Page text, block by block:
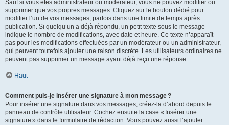
Sauf si vous êtes administrateur ou modérateur, vous ne pouvez modifier ou
supprimer que vos propres messages. Cliquez sur le bouton dédié pour
modifier l’un de vos messages, parfois dans une limite de temps après
publication. Si quelqu’un a déjà répondu, un petit texte sous le message
indique le nombre de modifications, avec date et heure. Ce texte n’apparaît
pas pour les modifications effectuées par un modérateur ou un administrateur,
qui peuvent toutefois ajouter une raison discrète. Les utilisateurs ordinaires ne
peuvent pas supprimer un message ayant déjà reçu une réponse.
Haut
Comment puis-je insérer une signature à mon message ?
Pour insérer une signature dans vos messages, créez-la d’abord depuis le
panneau de contrôle utilisateur. Cochez ensuite la case « Insérer une
signature » dans le formulaire de rédaction. Vous pouvez aussi l’ajouter